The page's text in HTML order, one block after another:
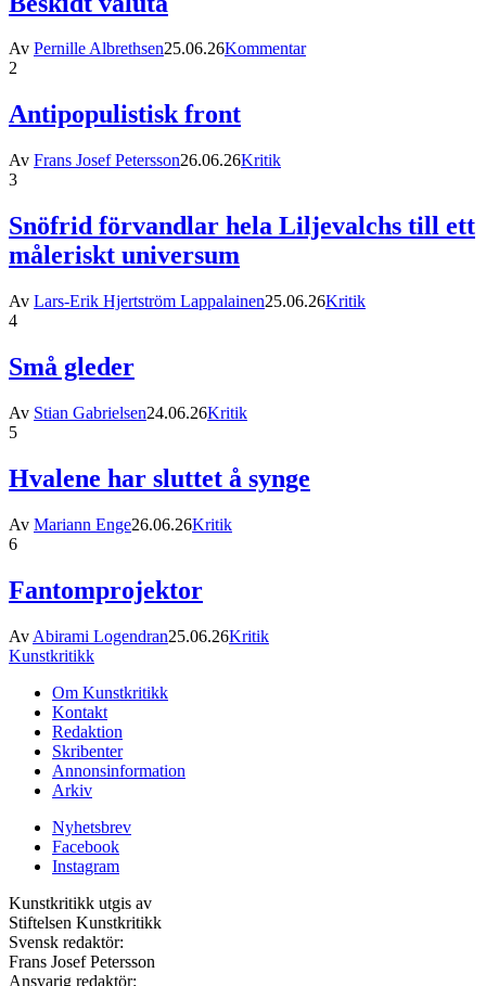
Av Pernille Albrethsen25.06.26Kommentar
2
Antipopulistisk front
Av Frans Josef Petersson26.06.26Kritik
3
Snöfrid förvandlar hela Liljevalchs till ett
måleriskt universum
Av Lars-Erik Hjertström Lappalainen25.06.26Kritik
4
Små gleder
Av Stian Gabrielsen24.06.26Kritik
5
Hvalene har sluttet å synge
Av Mariann Enge26.06.26Kritik
6
Fantomprojektor
Av Abirami Logendran25.06.26Kritik
Kunstkritikk
Om Kunstkritikk
Kontakt
Redaktion
Skribenter
Annonsinformation
Arkiv
Nyhetsbrev
Facebook
Instagram
Kunstkritikk utgis av
Stiftelsen Kunstkritikk
Svensk redaktör:
Frans Josef Petersson
Ansvarig redaktör: